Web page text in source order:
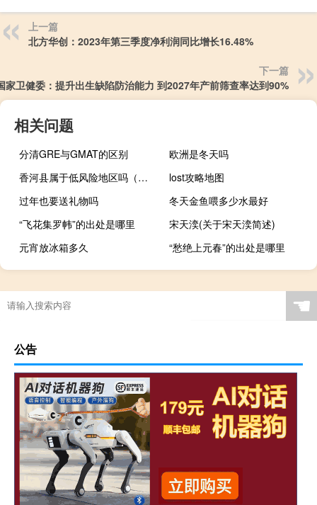
上一篇
北方华创：2023年第三季度净利润同比增长16.48%
下一篇
家卫健委：提升出生缺陷防治能力 到2027年产前筛查率达到90%
相关问题
分清GRE与GMAT的区别
欧洲是冬天吗
香河县属于低风险地区吗（香河县属于哪个市）
lost攻略地图
过年也要送礼物吗
冬天金鱼喂多少水最好
“飞花集罗帏”的出处是哪里
宋天湙(关于宋天湙简述)
元宵放冰箱多久
“愁绝上元春”的出处是哪里
☚
公告